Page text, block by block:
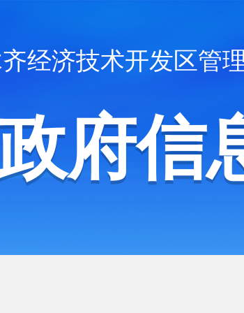
经济技术开发区管
府信